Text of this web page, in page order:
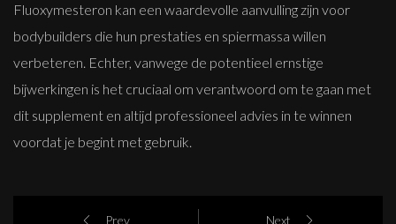
Fluoxymesteron kan een waardevolle aanvulling zijn voor
bodybuilders die hun prestaties en spiermassa willen
verbeteren. Echter, vanwege de potentieel ernstige
bijwerkingen is het cruciaal om verantwoord om te gaan met
dit supplement en altijd professioneel advies in te winnen
voordat je begint met gebruik.
Prev Next